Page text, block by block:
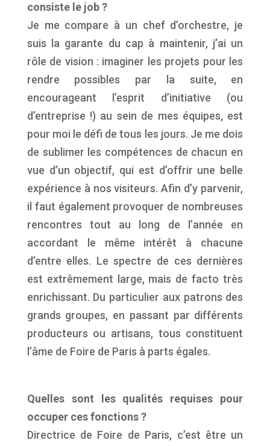
consiste le job ?
Je me compare à un chef d’orchestre, je
suis la garante du cap à maintenir, j’ai un
rôle de vision : imaginer les projets pour les
rendre possibles par la suite, en
encourageant l’esprit d’initiative (ou
d’entreprise !) au sein de mes équipes, est
pour moi le défi de tous les jours. Je me dois
de sublimer les compétences de chacun en
vue d’un objectif, qui est d’offrir une belle
expérience à nos visiteurs. Afin d’y parvenir,
il faut également provoquer de nombreuses
rencontres tout au long de l’année en
accordant le même intérêt à chacune
d’entre elles. Le spectre de ces dernières
est extrêmement large, mais de facto très
enrichissant. Du particulier aux patrons des
grands groupes, en passant par différents
producteurs ou artisans, tous constituent
l’âme de Foire de Paris à parts égales.
Quelles sont les qualités requises pour
occuper ces fonctions ?
Directrice de Foire de Paris, c’est être un